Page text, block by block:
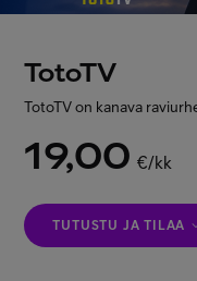
Asiakastuki
Minun Telia
EN
TotoTV
TotoTV on kanava
19,00€/kk
TUTUSTU JA TILAA